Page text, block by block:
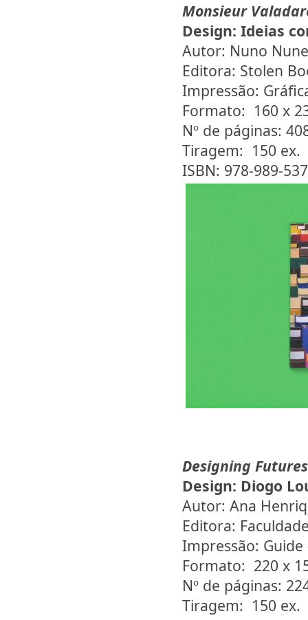
Monsieur
Design: Ideias
Autor: Nuno
Editora: Stolen
Impressão:
Formato: 160 x
Nº de páginas:
Tiragem: 150 ex.
ISBN: 978-989-
Designing
Design: Diogo
Autor: Ana
Editora:
Impressão:
Formato: 220 x
Nº de páginas:
Tiragem: 150 ex.